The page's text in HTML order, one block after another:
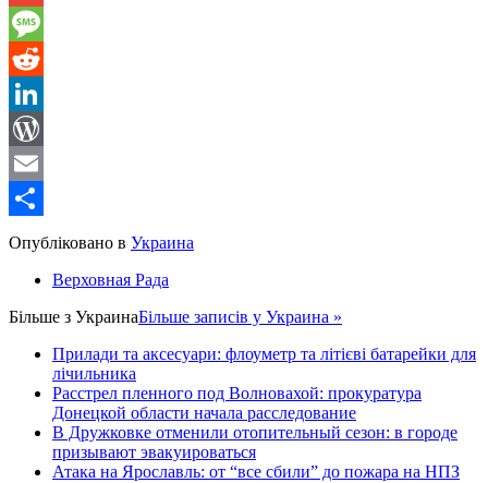
Gmail
Message
Reddit
LinkedIn
WordPress
Email
Share
Опубліковано в Украина
Верховная Рада
Більше з УкраинаБільше записів у Украина »
Прилади та аксесуари: флоуметр та літієві батарейки для
лічильника
Расстрел пленного под Волновахой: прокуратура
Донецкой области начала расследование
В Дружковке отменили отопительный сезон: в городе
призывают эвакуироваться
Атака на Ярославль: от “все сбили” до пожара на НПЗ